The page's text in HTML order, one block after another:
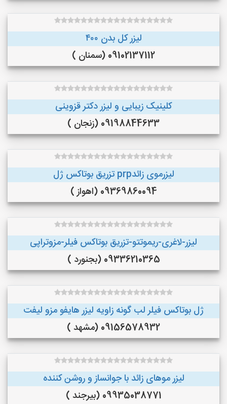
لیزر کل بدن ۴۰۰
09102137112 (سمنان )
کلینیک زیبایی و لیزر دکتر قزوینی
09198844633 (زنجان )
لیزرموی زائدprp تزریق بوتاکس ژل
09369860094 (اهواز )
لیزر-لاغری-ریموتتو-تزریق بوتاکس فیلر-مزوتراپی
09336210365 (بجنورد )
ژل بوتاکس فیلر لب گونه زاویه لیزر هایفو مزو لیفت
09156578932 (مشهد )
لیزر موهای زائد با جوانساز و روشن کننده
09935038771 (بیرجند )